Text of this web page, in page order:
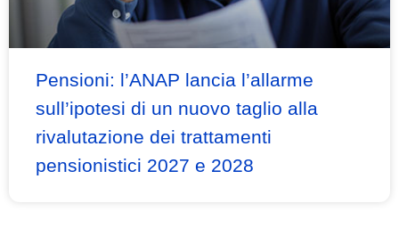
Pensioni: l’ANAP lancia l’allarme
sull’ipotesi di un nuovo taglio alla
rivalutazione dei trattamenti
pensionistici 2027 e 2028